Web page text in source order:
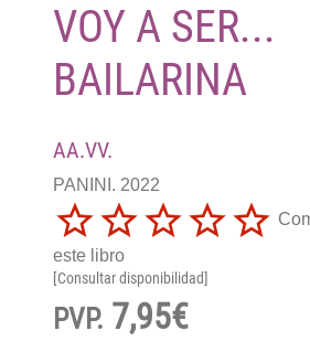
VOY A SER...
BAILARINA
AA.VV.
PANINI. 2022
este libro
[Consultar disponibilidad]
PVP. 7,95€